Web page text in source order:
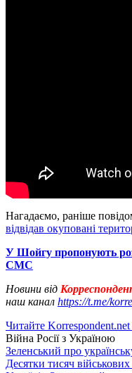
Нагадаємо, раніше
відвідав окуповані
У Шойгу пропонують
СМС
Новини від
наш канал https://t.me/
Читайте
Війна Росії з Україною
Зеленський про
Десятки тисяч